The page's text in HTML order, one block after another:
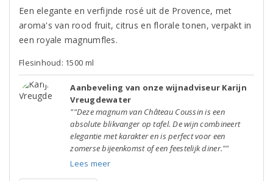
Een elegante en verfijnde rosé uit de Provence, met
aroma's van rood fruit, citrus en florale tonen, verpakt in
een royale magnumfles.
Flesinhoud: 1500 ml
Aanbeveling van onze wijnadviseur Karijn
Vreugdewater
""Deze magnum van Château Coussin is een
absolute blikvanger op tafel. De wijn combineert
elegantie met karakter en is perfect voor een
zomerse bijeenkomst of een feestelijk diner.""
Lees meer